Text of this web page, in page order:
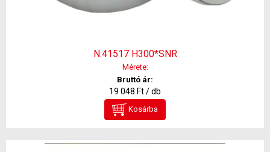
N.41517 H300*SNR
Mérete:
Bruttó ár:
19 048 Ft / db
Kosárba